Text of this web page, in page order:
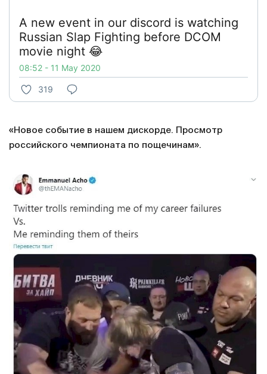
A new event in our discord is watching
Russian Slap Fighting before DCOM
movie night 😂
08:52 - 11 May 2020
319
«Новое событие в нашем дискорде. Просмотр
российского чемпионата по пощечинам».